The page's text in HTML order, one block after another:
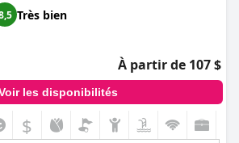
Très bien
À partir de 107 $
les disponibilités
$